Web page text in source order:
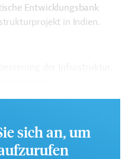
Entwicklungsbank
in Indien.
städtische
Entwicklungsprojekt
der ADB.
sich an, um